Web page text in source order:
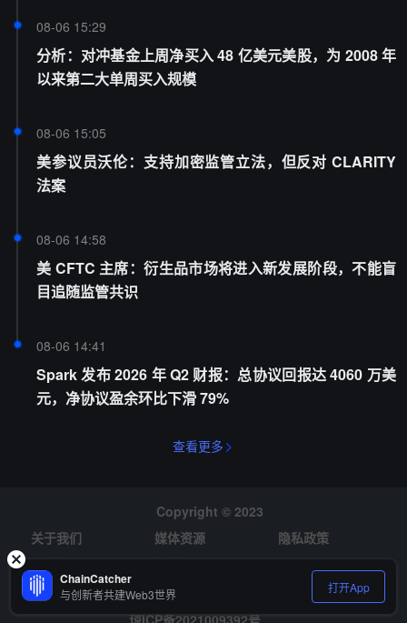
08-06 15:29
分析：对冲基金上周净买入 48 亿美元美股，为 2008 年
以来第二大单周买入规模
08-06 15:05
美参议员沃伦：支持加密监管立法，但反对 CLARITY
法案
08-06 14:58
美 CFTC 主席：衍生品市场将进入新发展阶段，不能盲
目追随监管共识
08-06 14:41
Spark 发布 2026 年 Q2 财报：总协议回报达 4060 万美
元，净协议盈余环比下滑 79%
查看更多
Copyright © 2023
关于我们
媒体资源
隐私政策
风险提示
招聘
琼ICP备2021009392号
ChainCatcher
与创新者共建Web3世界 打开App